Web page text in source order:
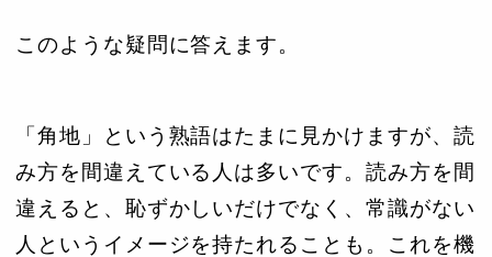
このような疑問に答えます。
「角地」という熟語はたまに見かけますが、読
み方を間違えている人は多いです。読み方を間
違えると、恥ずかしいだけでなく、常識がない
人というイメージを持たれることも。これを機